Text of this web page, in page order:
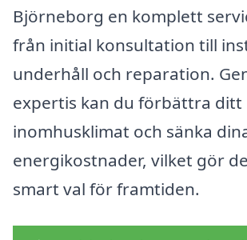
Björneborg en komplett
från initial konsultation till
underhåll och reparation.
expertis kan du förbättra ditt
inomhusklimat och sänka
energikostnader, vilket gör
smart val för framtiden.